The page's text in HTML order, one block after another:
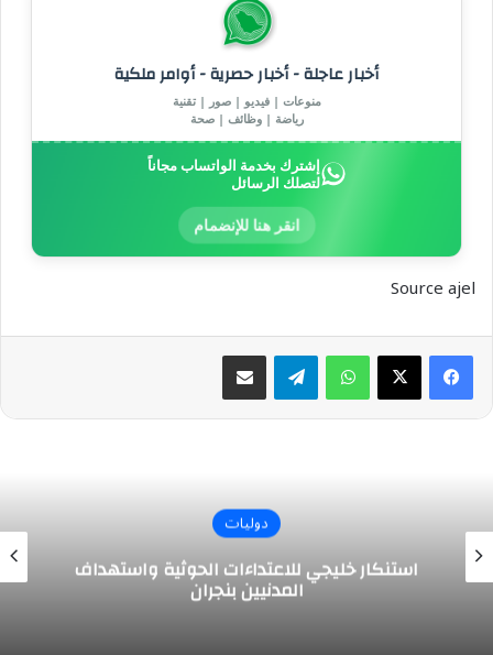
أخبار عاجلة - أخبار حصرية - أوامر ملكية
منوعات | فيديو | صور | تقنية
رياضة | وظائف | صحة
إشترك بخدمة الواتساب مجاناً
لتصلك الرسائل
انقر هنا للإنضمام
Source ajel
واتسابتيلقرام مشاركة عبر البريد
دوليات
استنكار خليجي للاعتداءات الحوثية واستهداف
المدنيين بنجران